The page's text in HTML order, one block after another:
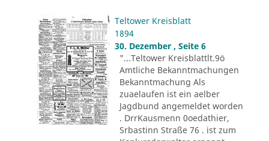
Teltower Kreisblatt
1894
30. Dezember , Seite 6
"...Teltower Kreisblattlt.9ö
Amtliche Bekanntmachungen
Bekanntmachung Als
zuaelaufen ist ein aelber
Jagdbund angemeldet worden
. DrrKausmenn 0oedathier,
Srbastinn Straße 76 . ist zum